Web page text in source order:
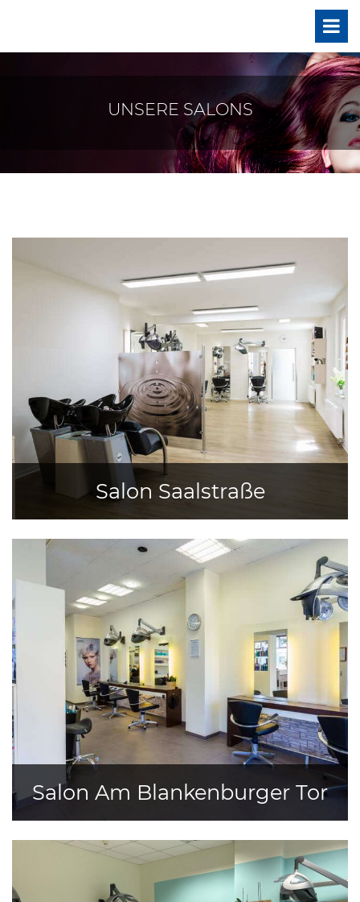
UNSERE SALONS
Salon Saalstraße
Salon Am Blankenburger Tor